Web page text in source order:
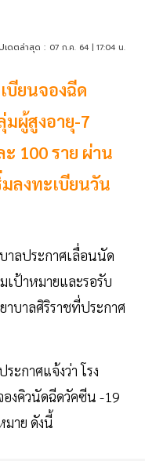
เดตล่าสุด : 07 ก.ค. 64 | 17:04 น.
บียนจองฉีด
ผู้สูงอายุ-7
100 ราย ผ่าน
ลงทะเบียนวัน
าลประกาศเลื่อนนัด
ป้าหมายและรอรับ
าบาลศิริราชที่ประกาศ
ระกาศแจ้งว่า โรง
งคิวนัดฉีดวัคซีน -19
มาย ดังนี้